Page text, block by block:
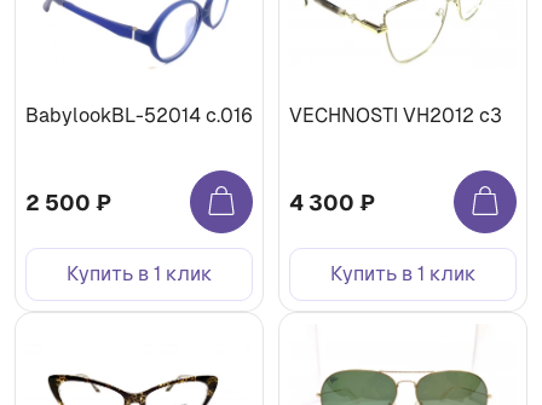
BabylookBL-52014 c.016
2 500 ₽
Купить в 1 клик
VECHNOSTI VH2012 c3
4 300 ₽
Купить в 1 клик